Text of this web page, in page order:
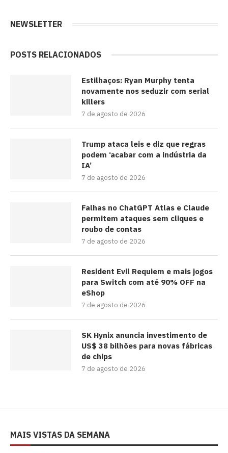
NEWSLETTER
POSTS RELACIONADOS
Estilhaços: Ryan Murphy tenta
novamente nos seduzir com serial
killers
7 de agosto de 2026
Trump ataca leis e diz que regras
podem ‘acabar com a indústria da
IA’
7 de agosto de 2026
Falhas no ChatGPT Atlas e Claude
permitem ataques sem cliques e
roubo de contas
7 de agosto de 2026
Resident Evil Requiem e mais jogos
para Switch com até 90% OFF na
eShop
7 de agosto de 2026
SK Hynix anuncia investimento de
US$ 38 bilhões para novas fábricas
de chips
7 de agosto de 2026
MAIS VISTAS DA SEMANA